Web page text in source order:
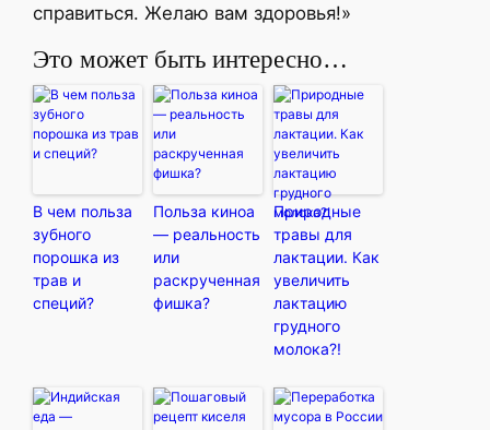
справиться. Желаю вам здоровья!»
Это может быть интересно…
В чем польза
зубного
порошка из
трав и
специй?
Польза киноа
— реальность
или
раскрученная
фишка?
Природные
травы для
лактации. Как
увеличить
лактацию
грудного
молока?!